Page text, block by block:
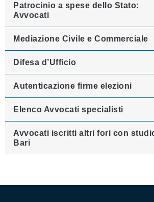
Patrocinio a spese dello Stato:
Avvocati
Mediazione Civile e Commerciale
Difesa d’Ufficio
Autenticazione firme elezioni
Elenco Avvocati specialisti
Avvocati iscritti altri fori con
Bari